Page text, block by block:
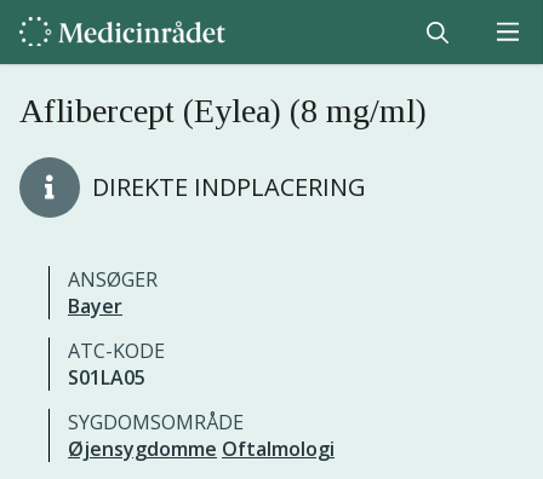
Aflibercept (Eylea) (8 mg/ml)
DIREKTE INDPLACERING
ANSØGER
Bayer
ATC-KODE
S01LA05
SYGDOMSOMRÅDE
Øjensygdomme Oftalmologi